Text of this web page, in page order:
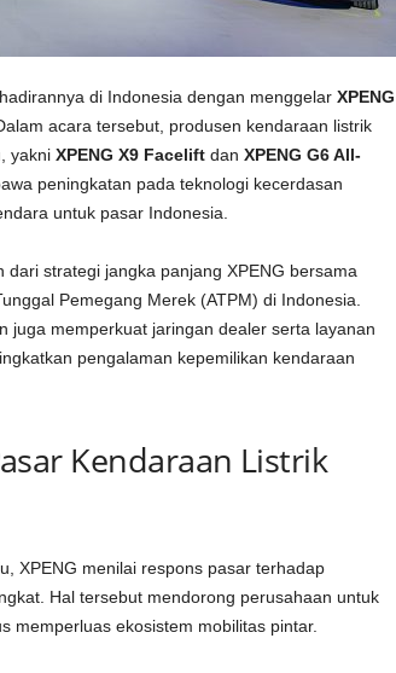
di Indonesia dengan menggelar XPENG
acara tersebut, produsen kendaraan listrik
yakni XPENG X9 Faceliftdan XPENG G6 All-
peningkatan pada teknologi kecerdasan
untuk pasar Indonesia.
strategi jangka panjang XPENG bersama
Pemegang Merek (ATPM) di Indonesia.
juga memperkuat jaringan dealer serta layanan
pengalaman kepemilikan kendaraan
Kendaraan Listrik
XPENG menilai respons pasar terhadap
Hal tersebut mendorong perusahaan untuk
memperluas ekosistem mobilitas pintar.